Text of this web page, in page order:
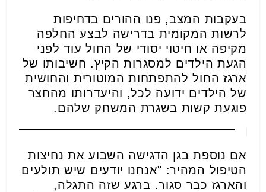
בעקבות המצב, פנו ההורים בדחיפות
לרשות המקומית בדרישה לבצע החלפה
מקיפה או חיטוי יסודי של החול עוד לפני
הגעת הילדים למסגרות הקיץ. חשיבותו של
ארגז החול להתפתחות המוטורית והחושית
של הילדים ידועה לכל, והיעדרותו מהחצר
פוגעת קשות בשגרת המשחק שלהם.
אם נוספת בגן הדגישה השבוע את נחיצות
הטיפול המהיר: "אנחנו יודעים שיש תולעים
והארגז כבר סגור. ברגע שזה התגלה,